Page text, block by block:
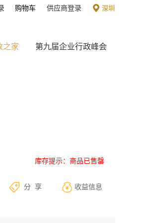
深圳
供应商登录
购物车
之家 第九届企业行政峰会
库存提示：商品已售罄
分 享 收益信息